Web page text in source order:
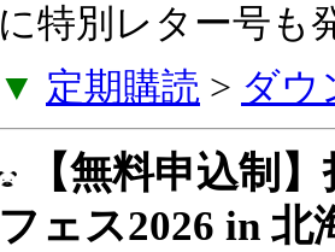
に特別レター号も
▼ 定期購読 > ダウ
【無料申込制
フェス2026 in